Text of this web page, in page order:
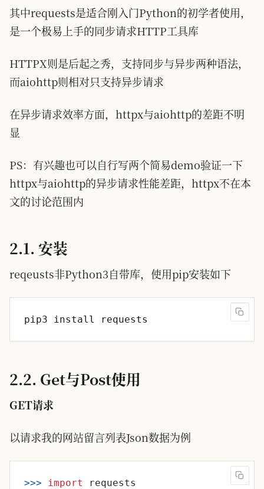
其中requests是适合刚入门Python的初学者使用，
是一个极易上手的同步请求HTTP工具库
HTTPX则是后起之秀，支持同步与异步两种语法，
而aiohttp则相对只支持异步请求
在异步请求效率方面，httpx与aiohttp的差距不明
显
PS：有兴趣也可以自行写两个简易demo验证一下
httpx与aiohttp的异步请求性能差距，httpx不在本
文的讨论范围内
2.1. 安装
reqeusts非Python3自带库，使用pip安装如下
2.2. Get与Post使用
GET请求
以请求我的网站留言列表Json数据为例
>>> import
requests